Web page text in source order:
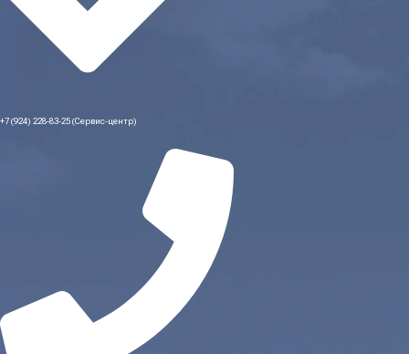
+7 (924) 228-83-25 (Сервис-центр)